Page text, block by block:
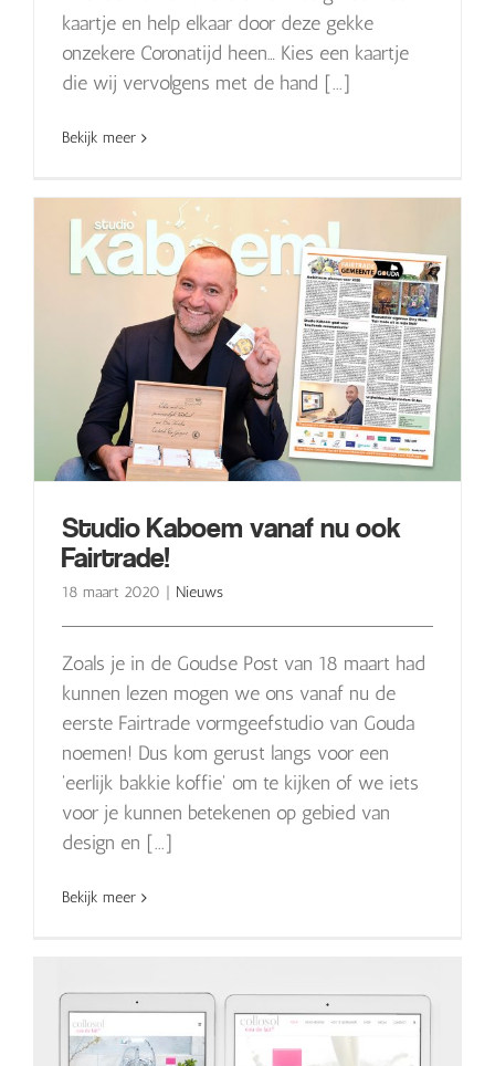
kaartje en help elkaar door deze gekke
onzekere Coronatijd heen… Kies een kaartje
die wij vervolgens met de hand [...]
Bekijk meer
Studio Kaboem vanaf nu ook
Fairtrade!
18 maart 2020 | Nieuws
Zoals je in de Goudse Post van 18 maart had
kunnen lezen mogen we ons vanaf nu de
eerste Fairtrade vormgeefstudio van Gouda
noemen! Dus kom gerust langs voor een
'eerlijk bakkie koffie' om te kijken of we iets
voor je kunnen betekenen op gebied van
design en [...]
Bekijk meer